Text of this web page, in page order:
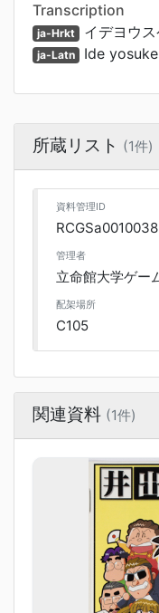
Transcription
ja-Hrkt イデヨウス
ja-Latn Ide
所蔵リスト (1件)
資料管理ID
RCGSa0010038
管理者
立命館大学ゲー
配架場所
C105
関連資料 (1件)